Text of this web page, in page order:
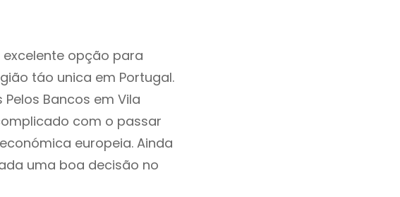
opção para
táo unica em Portugal.
Bancos em Vila
com o passar
europeia. Ainda
uma boa decisão no